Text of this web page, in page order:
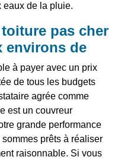
eaux de la pluie.
pas cher
environs de
à payer avec un prix
de tous les budgets
agrée comme
est un couvreur
grande performance
prêts à réaliser
raisonnable. Si vous